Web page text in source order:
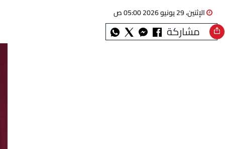
الإثنين، 29 يونيو 2026 05:00 ص
مشاركة